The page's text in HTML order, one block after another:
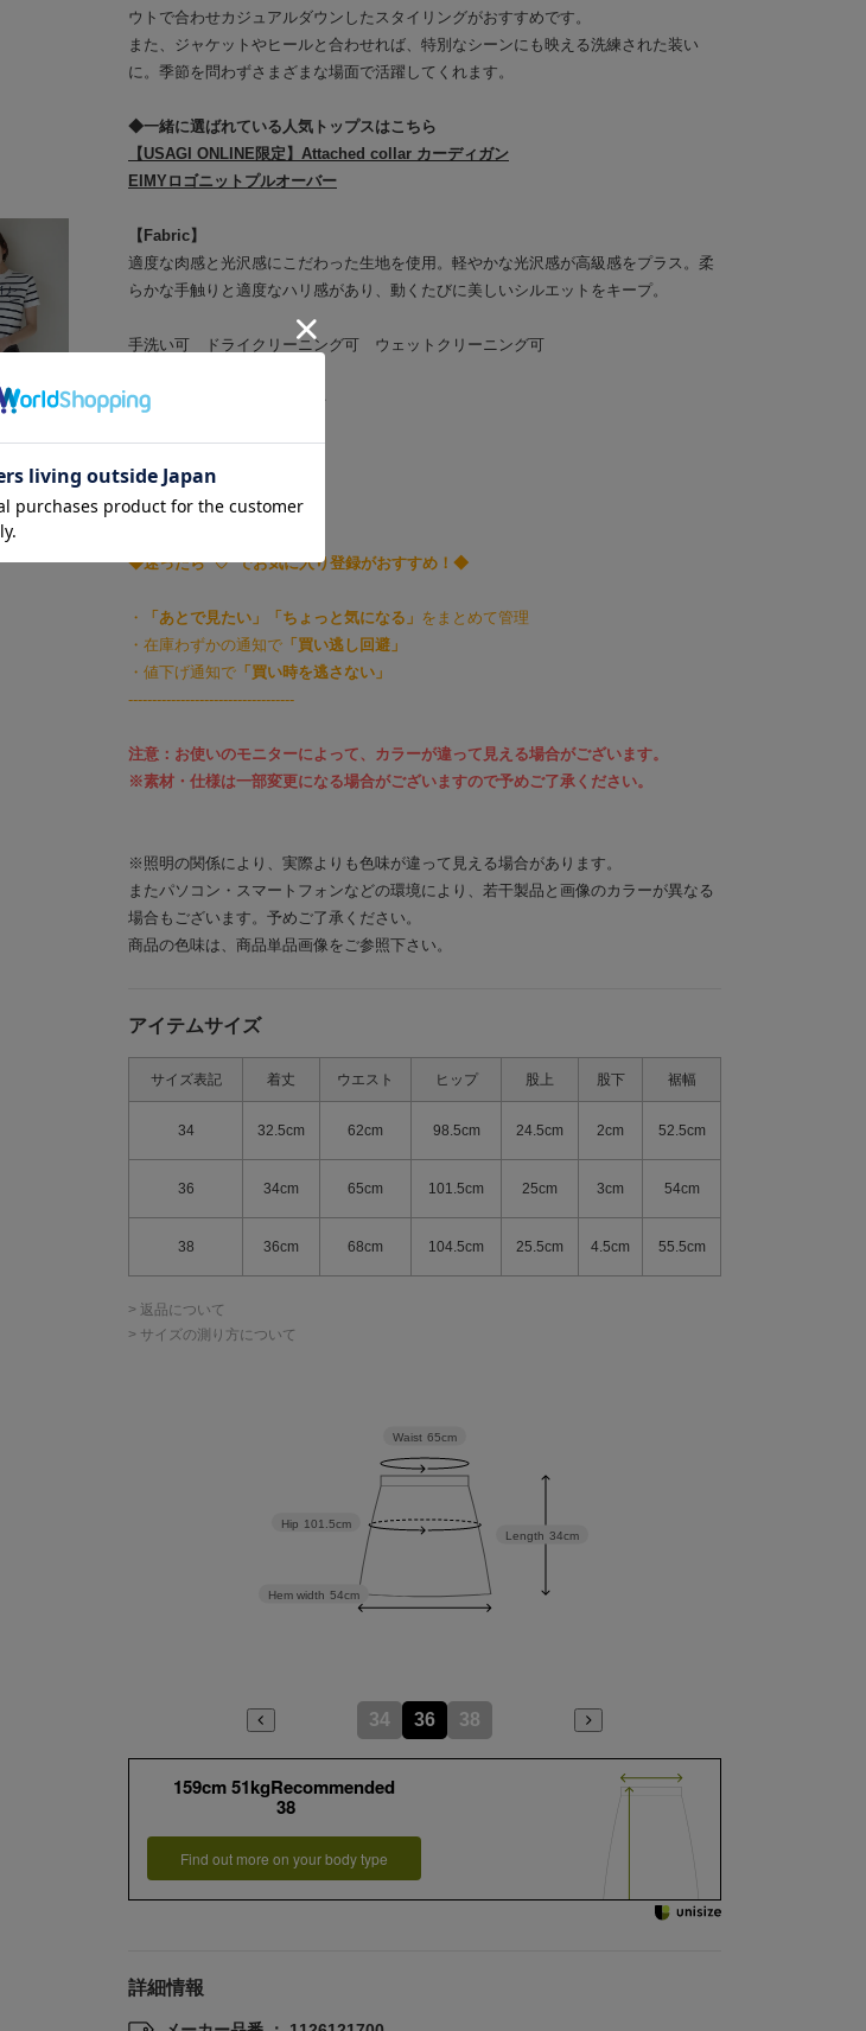
ウトで合わせカジュアルダウンしたスタイリングがおすすめです。
また、ジャケットやヒールと合わせれば、特別なシーンにも映える洗練された装い
に。季節を問わずさまざまな場面で活躍してくれます。
◆一緒に選ばれている人気トップスはこちら
【USAGI ONLINE限定】Attached collar カーディガン
EIMYロゴニットプルオーバー
【Fabric】
適度な肉感と光沢感にこだわった生地を使用。軽やかな光沢感が高級感をプラス。柔
らかな手触りと適度なハリ感があり、動くたびに美しいシルエットをキープ。
手洗い可 ドライクリーニング可 ウェットクリーニング可
厚み：□薄手 ■普通 □厚手
裏地：□なし ■あり
◆迷ったら“♡”でお気に入り登録がおすすめ！◆
・ 「あとで見たい」「ちょっと気になる」 をまとめて管理
・在庫わずかの通知で 「買い逃し回避」
・値下げ通知で 「買い時を逃さない」
-----------------------------------
注意：お使いのモニターによって、カラーが違って見える場合がございます。
※素材・仕様は一部変更になる場合がございますので予めご了承ください。
※照明の関係により、実際よりも色味が違って見える場合があります。
またパソコン・スマートフォンなどの環境により、若干製品と画像のカラーが異なる
場合もございます。予めご了承ください。
商品の色味は、商品単品画像をご参照下さい。
アイテムサイズ
サイズ表記 着丈 ウエスト ヒップ 股上 股下 裾幅
34 32.5cm 62cm 98.5cm 24.5cm 2cm 52.5cm
36 34cm 65cm 101.5cm 25cm 3cm 54cm
38 36cm 68cm 104.5cm 25.5cm 4.5cm 55.5cm
> 返品について
> サイズの測り方について
Length 34cm
Hem width 54cm
Hip 101.5cm
Waist 65cm
34 36 38
159cm 51kgRecommended
38
Find out more on your body type
詳細情報
ーニット